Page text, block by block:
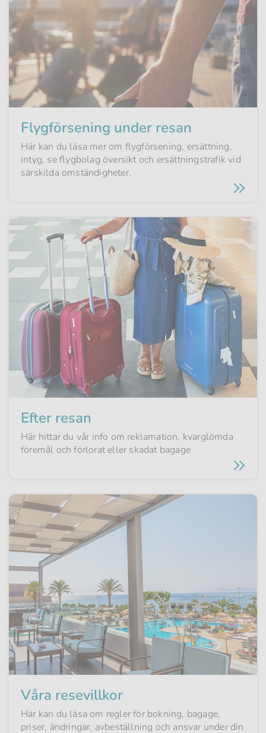
Flygförsening under resan
Här kan du läsa mer om flygförsening, ersättning,
intyg, se flygbolag översikt och ersättningstrafik vid
särskilda omständigheter.
Efter resan
Här hittar du vår info om reklamation, kvarglömda
föremål och förlorat eller skadat bagage
Våra resevillkor
Här kan du läsa om regler för bokning, bagage,
priser, ändringar, avbeställning och ansvar under din